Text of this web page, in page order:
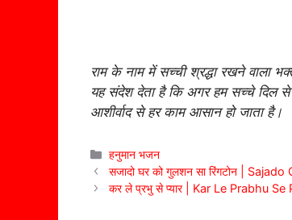
राम के नाम में सच्ची श्रद्धा रखने वाला
यह संदेश देता है कि अगर हम सच्चे दिल
आशीर्वाद से हर काम आसान हो जाता है।
Categories
हनुमान भजन
सजादो घर को गुलशन सा रिंगटोन |
कर ले प्रभु से प्यार | Kar Le Prabhu Se